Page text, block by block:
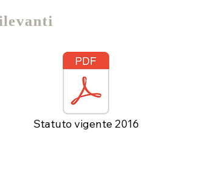
Statuto vigente 2016